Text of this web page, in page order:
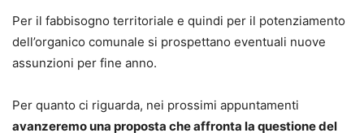
Per il fabbisogno territoriale e quindi per il potenziamento
dell’organico comunale si prospettano eventuali nuove
assunzioni per fine anno.
Per quanto ci riguarda, nei prossimi appuntamenti
avanzeremo una proposta che affronta la questione del